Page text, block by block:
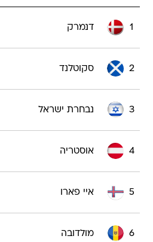
1 דנמרק
2 סקוטלנד
3 נבחרת ישראל
4 אוסטריה
5 איי פארו
6 מולדובה